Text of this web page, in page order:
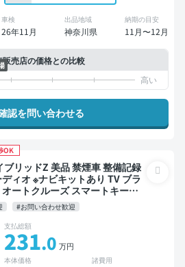
車検
26年11月
出品地域
神奈川県
納期の目安
11月〜12月
販売店の価格との比較
認を問い合わせる
OK
禁煙車 整備記録
ィオ ※ナビキットあり TV ブラ
ートクルーズ スマートキー
カメラ ドライブレコーダー 衝
#お問い合わせ歓迎
支払総額
231.0 万円
本体価格 諸費用